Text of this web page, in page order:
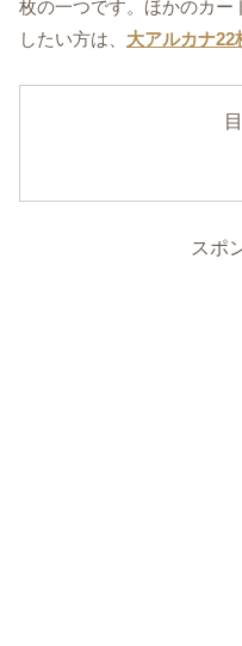
枚の一つです。ほかのカー
したい方は、 大アルカナ22
スポ